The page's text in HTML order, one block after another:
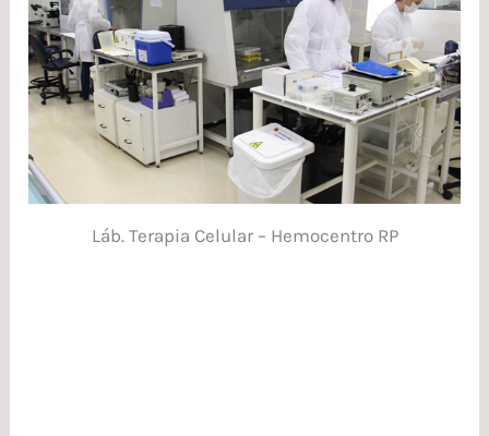
Láb. Terapia Celular – Hemocentro RP